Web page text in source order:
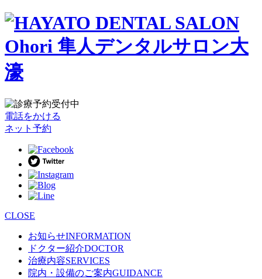
電話をかける
ネット予約
CLOSE
お知らせINFORMATION
ドクター紹介DOCTOR
治療内容SERVICES
院内・設備のご案内GUIDANCE